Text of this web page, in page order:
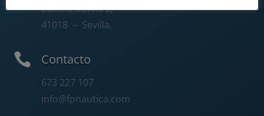
Edificio Sevilla 2,
41018 – Sevilla.
 Contacto
673 227 107
info@fpnautica.com